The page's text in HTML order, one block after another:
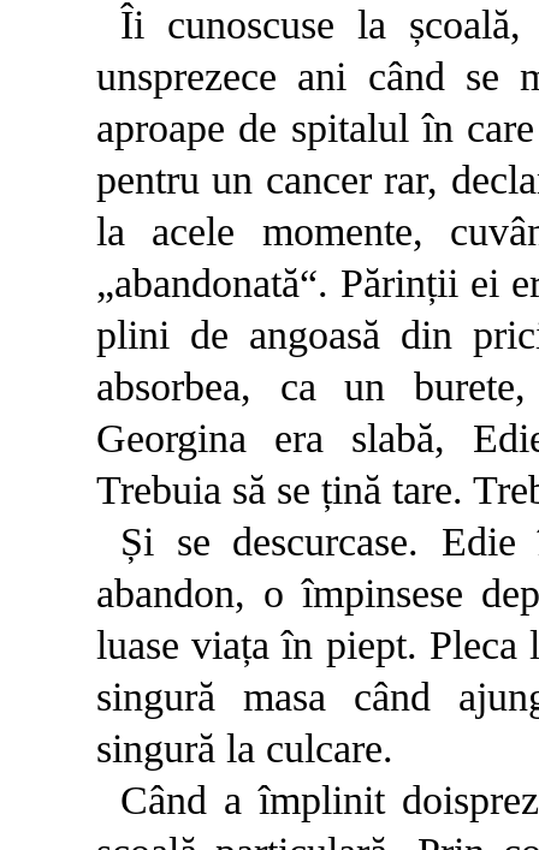
Îi cunoscuse la
unsprezece ani când
aproape de spitalul în
pentru un cancer rar,
la acele momente,
„abandonată“. Părinții ei
plini de angoasă din
absorbea, ca un
Georgina era slabă,
Trebuia să se țină tare.
Și se descurcase. Edie
abandon, o împinsese
luase viața în piept. Pleca
singură masa când
singură la culcare.
Când a împlinit